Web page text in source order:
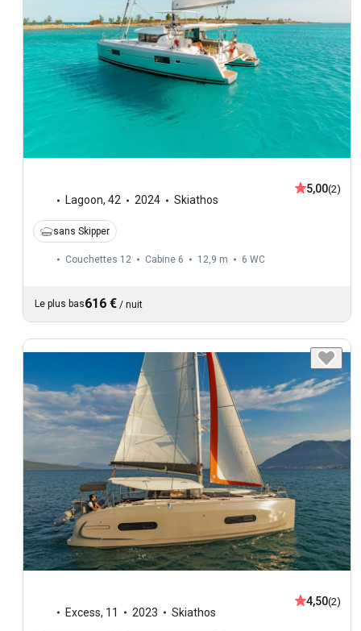
Lagoon, 42 2024 Skiathos
5,00(2)
sans Skipper
Couchettes 12 Cabine 6 12,9 m 6 WC
Le plus bas616 € / nuit
Excess, 11 2023 Skiathos
4,50(2)